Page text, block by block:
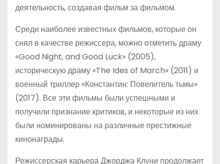
деятельность, создавая фильм за фильмом.
Среди наиболее известных фильмов, которые он
снял в качестве режиссера, можно отметить драму
«Good Night, and Good Luck» (2005),
историческую драму «The Ides of March» (2011) и
военный триллер «Константин: Повелитель тьмы»
(2017). Все эти фильмы были успешными и
получили признание критиков, и некоторые из них
были номинированы на различные престижные
кинонаграды.
Режиссерская карьера Джорджа Клуни продолжает